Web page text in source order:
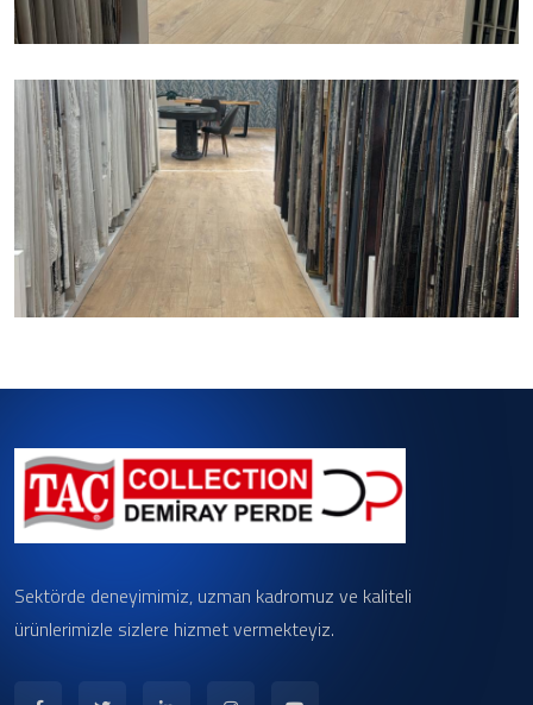
Sektörde deneyimimiz, uzman kadromuz ve kaliteli
ürünlerimizle sizlere hizmet vermekteyiz.